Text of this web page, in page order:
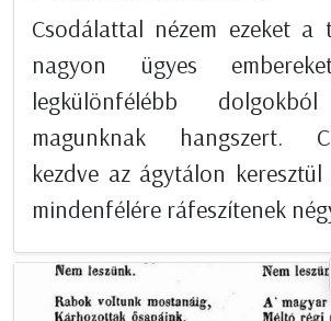
Csodálattal nézem ezeket a
nagyon ügyes
legkülönfélébb
magunknak hangszert.
kezdve az ágytálon
mindenfélére ráfeszítenek